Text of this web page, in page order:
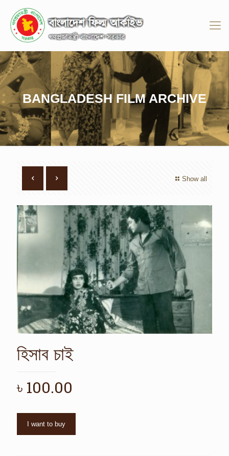
BANGLADESH FILM ARCHIVE
Show all
হিসাব চাই
৳ 100.00
I want to buy